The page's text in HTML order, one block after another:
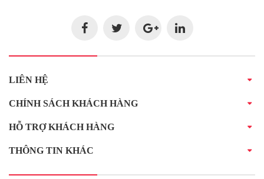
LIÊN HỆ
CHÍNH SÁCH KHÁCH HÀNG
HỖ TRỢ KHÁCH HÀNG
THÔNG TIN KHÁC